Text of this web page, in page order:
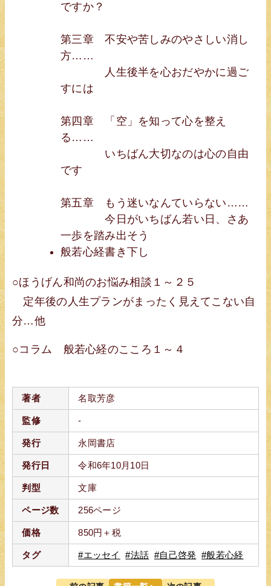
ですか？
第三章 不安や苦しみのやさしい消し
方……
人生後半を心おだやかに過ご
すには
第四章 「空」を知って心を整え
る……
いちばん大切なのは心の自由
です
第五章 もう迷いなんていらない……
今日がいちばん若い日、さあ
一歩を踏み出そう
般若心経書き下し
○ほうげん和尚のお悩み相談１～２５
定年後の人生プランがまったく見えてこない自
分…他
○コラム 般若心経のこころ１～４
著者 名取芳彦
監修 -
発行 永岡書店
発行日 令和6年10月10日
判型 文庫
ページ数 256ページ
価格 850円＋税
タグ #エッセイ #法話 #自己啓発 #般若心経